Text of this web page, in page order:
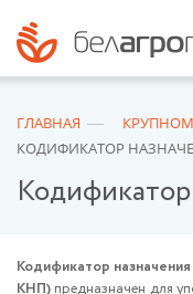
ГЛАВНАЯ
КОДИФИКАТОР
Кодификатор
КНП) предназначен для